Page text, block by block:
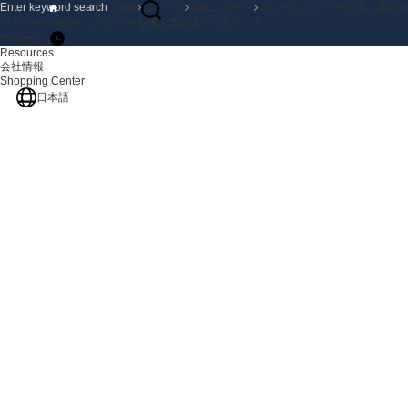
製品
ソリューション
サポート
Resources
会社情報
Shopping Center
日本語
ホーム 会社情報 ニュース 会社ニュース
フレームグラバーを選ぶ際の4
フレームグラバーを選ぶ際の4つのポイント